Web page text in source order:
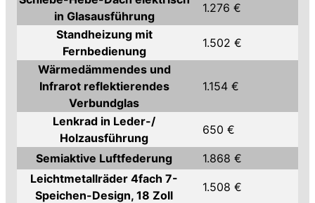
in Glasausführung
1.276 €
Standheizung mit
Fernbedienung
1.502 €
Wärmedämmendes und
Infrarot reflektierendes
Verbundglas
1.154 €
Lenkrad in Leder-/
Holzausführung
650 €
Semiaktive Luftfederung
1.868 €
Leichtmetallräder 4fach 7-
Speichen-Design, 18 Zoll
1.508 €